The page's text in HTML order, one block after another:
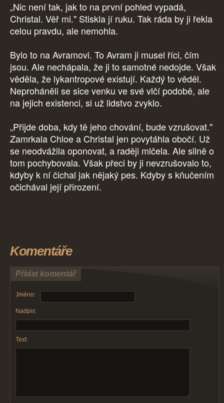
„Nic není tak, jak to na první pohled vypadá,
Christal. Věř mi." Stiskla jí ruku. Tak ráda by ji řekla
celou pravdu, ale nemohla.
Bylo to na Avramovi. To Avram ji musel říci, čím
jsou. Ale nechápala, že ji to samotné nedojde. Však
věděla, že lykantropové existují. Každý to věděl.
Neproháněli se sice venku ve své vlčí podobě, ale
na jejich existenci, si už lidstvo zvyklo.
„Přijde doba, kdy tě jeho chování, bude vzrušovat."
Zamrkala Chloe a Christal jen povytáhla obočí. Už
se neodvážila oponovat, a raději mlčela. Ale silně o
tom pochybovala. Však přeci by ji nevzrušovalo to,
kdyby k ní čichal jak nějaký pes. Kdyby s kňučením
očichával její přirození.
Komentáře
Přidat komentář
Jméno:
Nadpis:
Text: